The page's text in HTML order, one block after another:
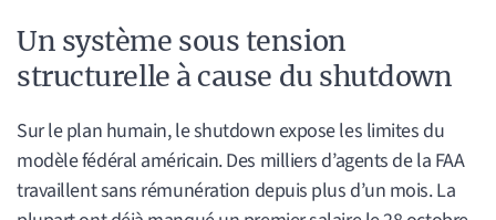
Un système sous tension
structurelle à cause du shutdown
Sur le plan humain, le shutdown expose les limites du
modèle fédéral américain. Des milliers d’agents de la FAA
travaillent sans rémunération depuis plus d’un mois. La